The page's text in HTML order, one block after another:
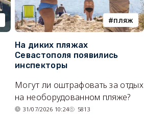
пляж
На диких пляжах
Севастополя появились
инспекторы
Могут ли оштрафовать за отдых
на необорудованном пляже?
31/07/2026 10:24 5813